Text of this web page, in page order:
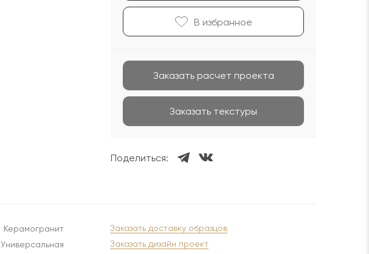
В избранноe
Заказать расчет проекта
Заказать текстуры
Поделиться:
Керамогранит
Универсальная
Заказать доставку образцов
Заказать дизайн проект